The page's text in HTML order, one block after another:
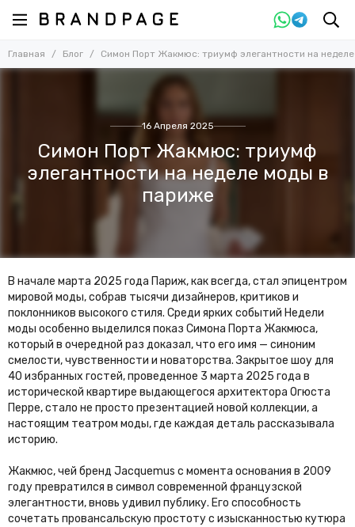
Главная Блог Симон Порт Жакмюс: триумф элегантности на
16 Апреля 2025
Симон Порт Жакмюс: триумф
элегантности на неделе моды в
париже
В начале марта 2025 года Париж, как всегда, стал эпицентром
мировой моды, собрав тысячи дизайнеров, критиков и
поклонников высокого стиля. Среди ярких событий Недели
моды особенно выделился показ Симона Порта Жакмюса,
который в очередной раз доказал, что его имя — синоним
смелости, чувственности и новаторства. Закрытое шоу для
40 избранных гостей, проведенное 3 марта 2025 года в
исторической квартире выдающегося архитектора Огюста
Перре, стало не просто презентацией новой коллекции, а
настоящим театром моды, где каждая деталь рассказывала
историю.
Жакмюс, чей бренд Jacquemus с момента основания в 2009
году превратился в символ современной французской
элегантности, вновь удивил публику. Его способность
сочетать провансальскую простоту с изысканностью кутюра